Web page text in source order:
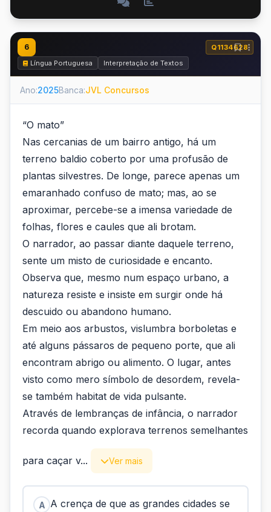
6
Q1134628
Língua Portuguesa
Interpretação de Textos
Ano:2025Banca:JVL Concursos
“O mato”
Nas cercanias de um bairro antigo, há um
terreno baldio coberto por uma profusão de
plantas silvestres. De longe, parece apenas um
emaranhado confuso de mato; mas, ao se
aproximar, percebe-se a imensa variedade de
folhas, flores e caules que ali brotam.
O narrador, ao passar diante daquele terreno,
sente um misto de curiosidade e encanto.
Observa que, mesmo num espaço urbano, a
natureza resiste e insiste em surgir onde há
descuido ou abandono humano.
Em meio aos arbustos, vislumbra borboletas e
até alguns pássaros de pequeno porte, que ali
encontram abrigo ou alimento. O lugar, antes
visto como mero símbolo de desordem, revela-
se também habitat de vida pulsante.
Através de lembranças de infância, o narrador
recorda quando explorava terrenos semelhantes
para caçar v... Ver mais
A A crença de que as grandes cidades se